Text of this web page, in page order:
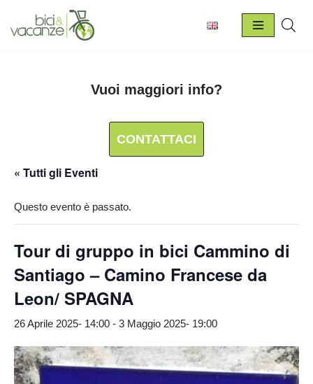
Vai
Vuoi maggiori info?
CONTATTACI
« Tutti gli Eventi
Questo evento è passato.
Tour di gruppo in bici Cammino di
Santiago – Camino Francese da
Leon/ SPAGNA
26 Aprile 2025- 14:00 - 3 Maggio 2025- 19:00